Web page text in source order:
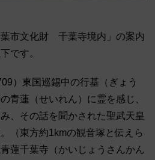
市文化財 千葉寺境内」の案内
です。
）東国巡錫中の行基（ぎょう
青蓮（せいれん）に霊を感じ、
、その話を聞かされた聖武天皇
（東方約1kmの観音塚と伝えら
蓮千葉寺（かいじょうさんかん